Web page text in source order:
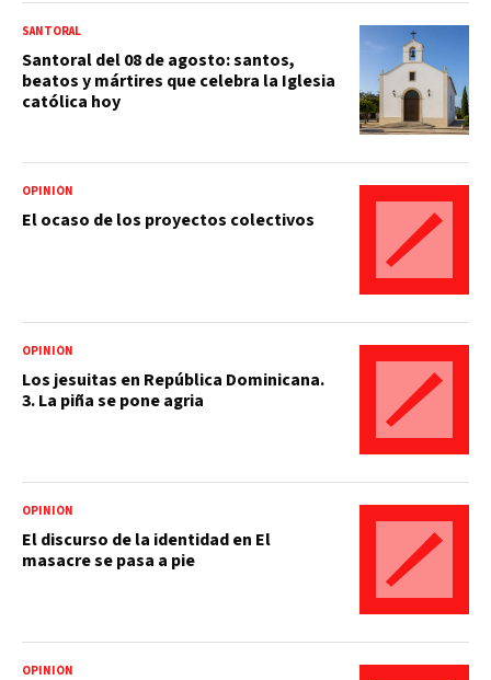
SANTORAL
Santoral del 08 de agosto: santos,
beatos y mártires que celebra la Iglesia
católica hoy
OPINIÓN
El ocaso de los proyectos colectivos
OPINIÓN
Los jesuitas en República Dominicana.
3. La piña se pone agria
OPINIÓN
El discurso de la identidad en El
masacre se pasa a pie
OPINIÓN